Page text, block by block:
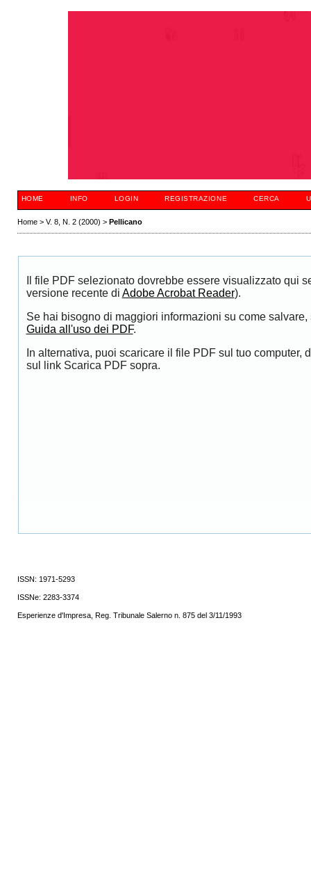
HOME INFO LOGIN REGISTRAZIONE CERCA
Home> V. 8, N. 2 (2000) > Pellicano
Il file PDF selezionato dovrebbe essere visualizzato qui
versione recente di Adobe Acrobat Reader).
Se hai bisogno di maggiori informazioni su come
Guida all'uso dei PDF.
In alternativa, puoi scaricare il file PDF sul tuo
sul link Scarica PDF sopra.
ISSN: 1971-5293
ISSNe: 2283-3374
Esperienze d'Impresa, Reg. Tribunale Salerno n. 875 del 3/11/1993